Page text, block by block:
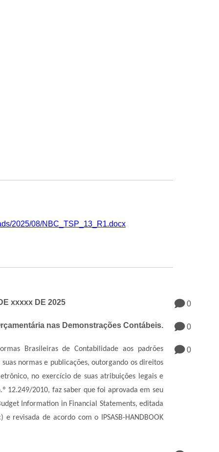
2025/08/NBC_TSP_13_R1.docx
0
xxxxx DE 2025
0
nas Demonstrações Contábeis.
0
Brasileiras de Contabilidade aos padrões
normas e publicações, outorgando os direitos
no exercício de suas atribuições legais e
12.249/2010, faz saber que foi aprovada em seu
Information in Financial Statements, editada
revisada de acordo com o IPSASB-HANDBOOK